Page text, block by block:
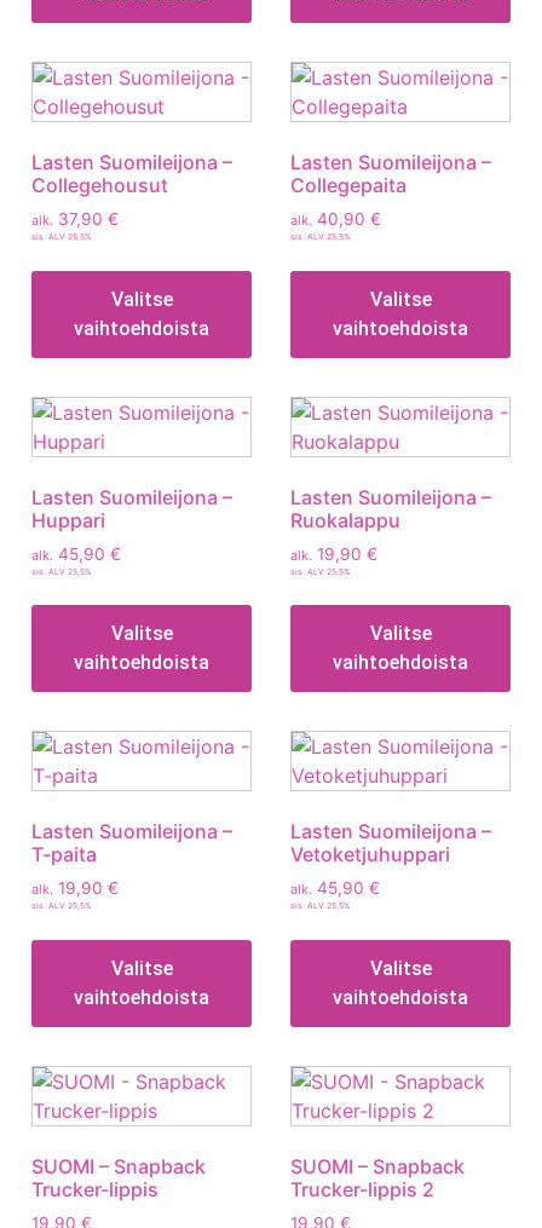
Lasten Suomileijona –
Collegehousut
alk. 37,90 €
sis. ALV 25,5%
Valitse
vaihtoehdoista
Lasten Suomileijona –
Collegepaita
alk. 40,90 €
sis. ALV 25,5%
Valitse
vaihtoehdoista
Lasten Suomileijona –
Huppari
alk. 45,90 €
sis. ALV 25,5%
Valitse
vaihtoehdoista
Lasten Suomileijona –
Ruokalappu
alk. 19,90 €
sis. ALV 25,5%
Valitse
vaihtoehdoista
Lasten Suomileijona –
T-paita
alk. 19,90 €
sis. ALV 25,5%
Valitse
vaihtoehdoista
Lasten Suomileijona –
Vetoketjuhuppari
alk. 45,90 €
sis. ALV 25,5%
Valitse
vaihtoehdoista
SUOMI – Snapback
Trucker-lippis
19,90 €
SUOMI – Snapback
Trucker-lippis 2
19,90 €